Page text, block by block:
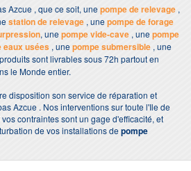
Azcue , que ce soit, unepompe de relevage ,
station de relevage , unepompe de forage
, unepompe vide-cave , unepompe
eaux usées , unepompe submersible , une
sont livrables sous 72h partout en
le Monde entier.
disposition son service de réparation et
Azcue . Nos interventions sur toute l'Ile de
contraintes sont un gage d'efficacité, et
de vos installations depompe